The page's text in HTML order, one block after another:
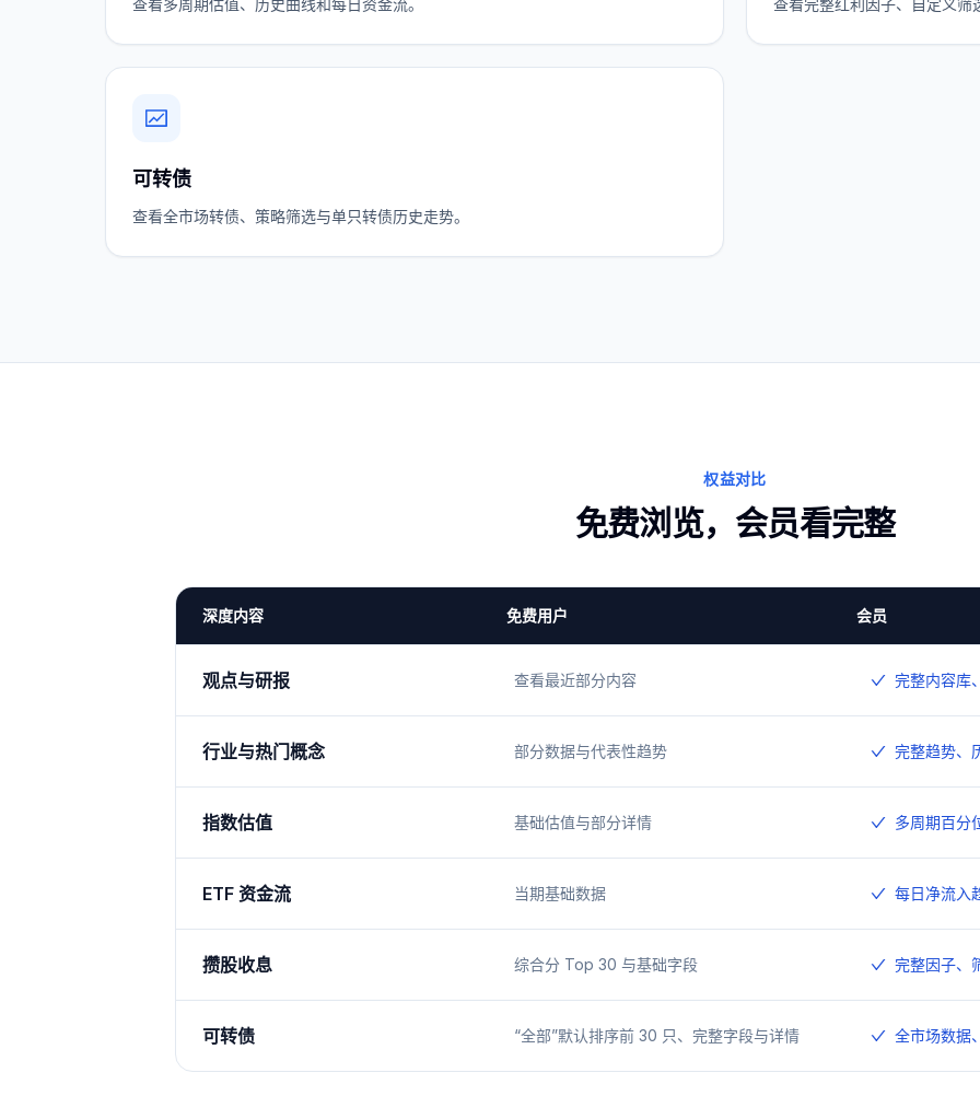
查看多周期估值、历史曲线和每日资金流。 查看完整红利因子、自定义筛
可转债
查看全市场转债、策略筛选与单只转债历史走势。
权益对比
免费浏览，会员看完整
深度内容 免费用户 会员
观点与研报 查看最近部分内容 完整内容库
行业与热门概念 部分数据与代表性趋势 完整趋势、
指数估值 基础估值与部分详情 多周期百分
ETF 资金流 当期基础数据 每日净流入
攒股收息 综合分 Top 30 与基础字段 完整因子、
可转债 “全部”默认排序前 30 只、完整字段与详情 全市场数据